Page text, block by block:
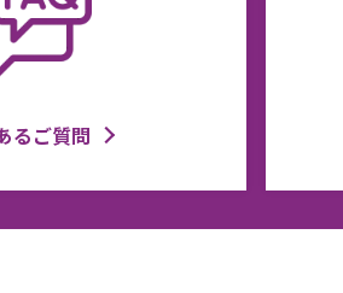
るご質問